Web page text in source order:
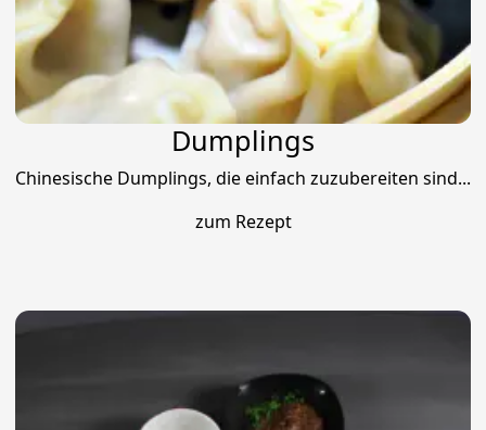
Dumplings
Chinesische Dumplings, die einfach zuzubereiten sind...
zum Rezept